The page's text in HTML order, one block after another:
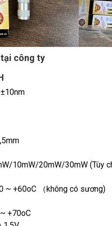
công ty
10mW/20mW/30mW (Tùy
~ +60oC （không có sương)
+70oC